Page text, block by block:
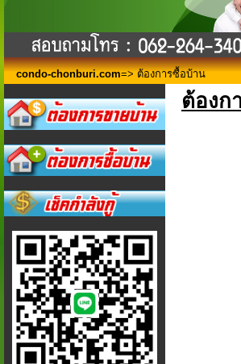
condo-chonburi.com=> ต้องการซื้อบ้าน
ต้องก